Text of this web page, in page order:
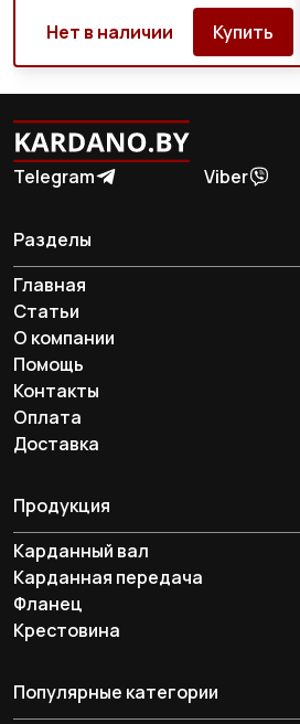
Нет в наличии Купить
Telegram Viber
Разделы
Главная
Статьи
О компании
Помощь
Контакты
Оплата
Доставка
Продукция
Карданный вал
Карданная передача
Фланец
Крестовина
Популярные категории